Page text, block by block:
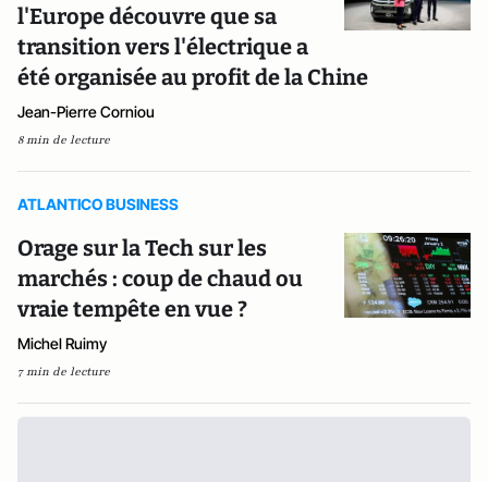
l'Europe découvre que sa
transition vers l'électrique a
été organisée au profit de la Chine
Jean-Pierre Corniou
8 min de lecture
ATLANTICO BUSINESS
Orage sur la Tech sur les
marchés : coup de chaud ou
vraie tempête en vue ?
Michel Ruimy
7 min de lecture